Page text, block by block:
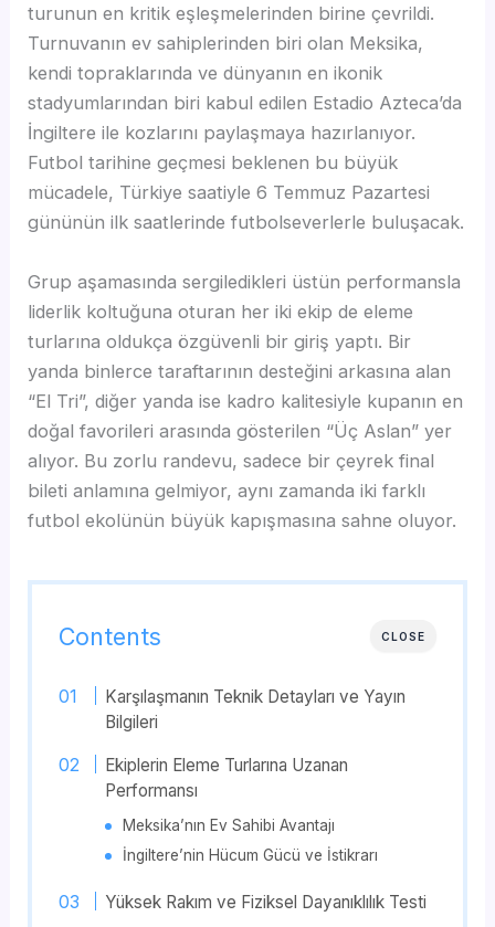
turunun en kritik eşleşmelerinden birine çevrildi.
Turnuvanın ev sahiplerinden biri olan Meksika,
kendi topraklarında ve dünyanın en ikonik
stadyumlarından biri kabul edilen Estadio Azteca’da
İngiltere ile kozlarını paylaşmaya hazırlanıyor.
Futbol tarihine geçmesi beklenen bu büyük
mücadele, Türkiye saatiyle 6 Temmuz Pazartesi
gününün ilk saatlerinde futbolseverlerle buluşacak.
Grup aşamasında sergiledikleri üstün performansla
liderlik koltuğuna oturan her iki ekip de eleme
turlarına oldukça özgüvenli bir giriş yaptı. Bir
yanda binlerce taraftarının desteğini arkasına alan
“El Tri”, diğer yanda ise kadro kalitesiyle kupanın en
doğal favorileri arasında gösterilen “Üç Aslan” yer
alıyor. Bu zorlu randevu, sadece bir çeyrek final
bileti anlamına gelmiyor, aynı zamanda iki farklı
futbol ekolünün büyük kapışmasına sahne oluyor.
CLOSE
Contents
Karşılaşmanın Teknik Detayları ve Yayın
Bilgileri
Ekiplerin Eleme Turlarına Uzanan
Performansı
Meksika’nın Ev Sahibi Avantajı
İngiltere’nin Hücum Gücü ve İstikrarı
Yüksek Rakım ve Fiziksel Dayanıklılık Testi